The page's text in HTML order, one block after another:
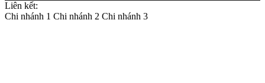
Liên kết:
Chi nhánh 1 Chi nhánh 2 Chi nhánh 3